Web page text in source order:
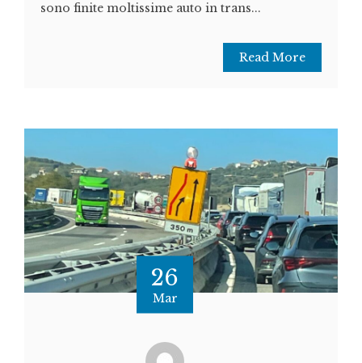
sono finite moltissime auto in trans...
Read More
26
Mar